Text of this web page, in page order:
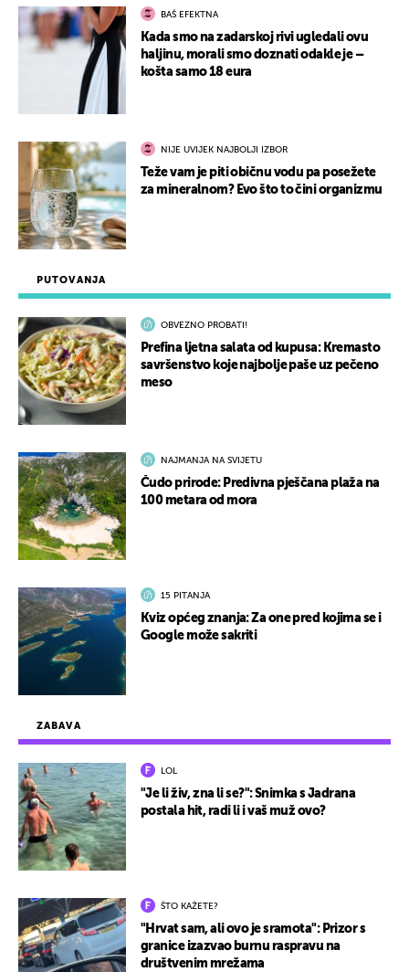
ZABAVA
LOL
"Je li živ, zna li se?": Snimka s Jadrana
postala hit, radi li i vaš muž ovo?
ŠTO KAŽETE?
"Hrvat sam, ali ovo je sramota": Prizor s
granice izazvao burnu raspravu na
društvenim mrežama
PUTOVANJA
OBVEZNO PROBATI!
Prefina ljetna salata od kupusa: Kremasto
savršenstvo koje najbolje paše uz pečeno
meso
NAJMANJA NA SVIJETU
Čudo prirode: Predivna pješčana plaža na
100 metara od mora
15 PITANJA
Kviz općeg znanja: Za one pred kojima se i
Google može sakriti
BAŠ EFEKTNA
Kada smo na zadarskoj rivi ugledali ovu
haljinu, morali smo doznati odakle je –
košta samo 18 eura
NIJE UVIJEK NAJBOLJI IZBOR
Teže vam je piti običnu vodu pa posežete
za mineralnom? Evo što to čini organizmu